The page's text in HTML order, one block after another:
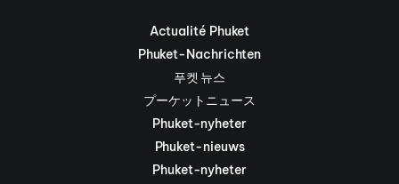
Actualité Phuket
Phuket-Nachrichten
푸켓 뉴스
プーケットニュース
Phuket-nyheter
Phuket-nieuws
Phuket-nyheter